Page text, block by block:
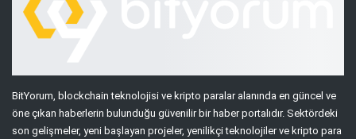
BitYorum, blockchain teknolojisi ve kripto paralar alanında en güncel ve
öne çıkan haberlerin bulunduğu güvenilir bir haber portalıdır. Sektördeki
son gelişmeler, yeni başlayan projeler, yenilikçi teknolojiler ve kripto para